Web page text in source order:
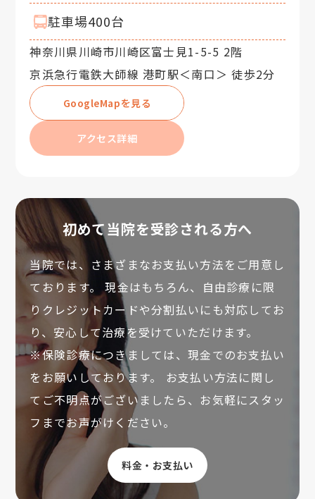
駐車場400台
神奈川県川崎市川崎区富士見1-5-5 2階
京浜急行電鉄大師線 港町駅＜南口＞ 徒歩2分
GoogleMapを見る
アクセス詳細
初めて当院を受診される方へ
当院では、さまざまなお支払い方法をご用意し
ております。 現金はもちろん、自由診療に限
りクレジットカードや分割払いにも対応してお
り、安心して治療を受けていただけます。
※保険診療につきましては、現金でのお支払い
をお願いしております。 お支払い方法に関し
てご不明点がございましたら、お気軽にスタッ
フまでお声がけください。
料金・お支払い